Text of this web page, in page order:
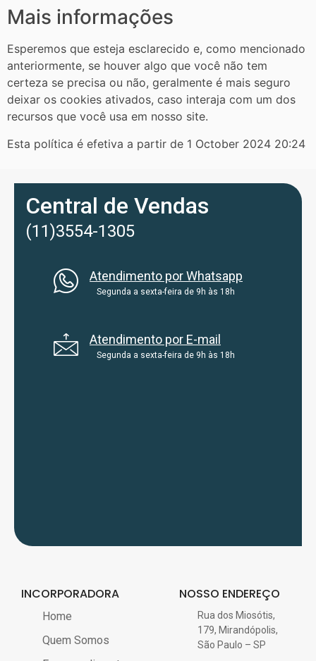
Mais informações
Esperemos que esteja esclarecido e, como mencionado
anteriormente, se houver algo que você não tem
certeza se precisa ou não, geralmente é mais seguro
deixar os cookies ativados, caso interaja com um dos
recursos que você usa em nosso site.
Esta política é efetiva a partir de 1 October 2024 20:24
Central de Vendas
(11)3554-1305
Atendimento por Whatsapp
Segunda a sexta-feira de 9h às 18h
Atendimento por E-mail
Segunda a sexta-feira de 9h às 18h
INCORPORADORA
Home
Quem Somos
NOSSO ENDEREÇO
Rua dos Miosótis,
179, Mirandópolis,
São Paulo – SP